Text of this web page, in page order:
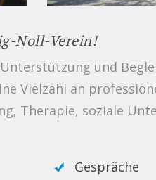
Noll-Verein!
und
Vielzahl an
Therapie, soziale
Gespräche